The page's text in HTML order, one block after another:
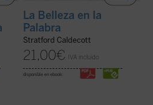
La Belleza en la
Palabra
Stratford Caldecott
21,00€ IVA incluido
disponible en ebook: